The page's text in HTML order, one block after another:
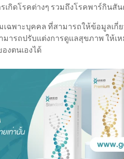
เกิดโรคต่างๆ รวมถึงโรคพาร์กินสัน
เฉพาะบุคคล ที่สามารถให้ข้อมูลเกี่
มารถปรับแต่งการดูแลสุขภาพ ให้เ
งตนเองได้